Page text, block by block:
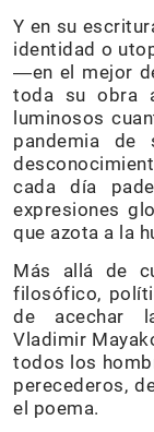
Y en su
identidad o
―en el mejor
toda su obra
luminosos
pandemia de
cada día
expresiones
que azota a la
Más allá de
filosófico,
de acechar
Vladimir
todos los
perecederos,
el poema.